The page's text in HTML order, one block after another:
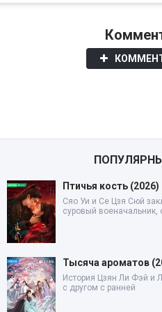
Птичья кость (2026)
Сяо Уи и Се Цзя Сюй
суровый военачальник,
Тысяча ароматов
История Цзян Ли Фэй и
с другом с ранней